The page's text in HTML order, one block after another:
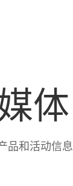
体
品和活动信息